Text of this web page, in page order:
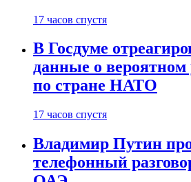
17 часов спустя
В Госдуме
данные о вероятном
по стране НАТО
17 часов спустя
Владимир Путин
телефонный